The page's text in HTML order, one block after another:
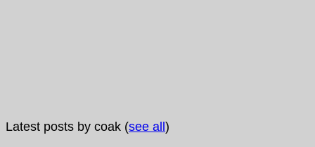
Latest posts by coak (see all)